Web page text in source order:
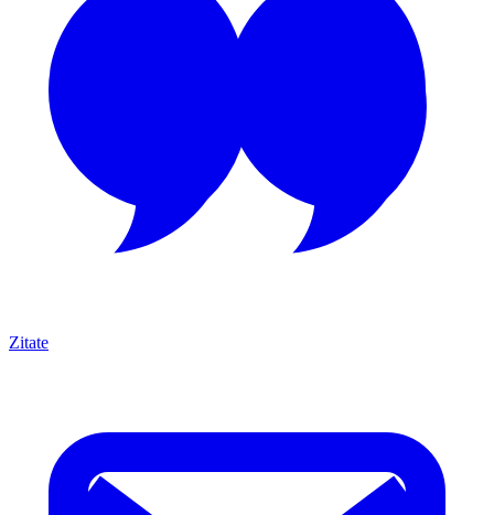
Zitate